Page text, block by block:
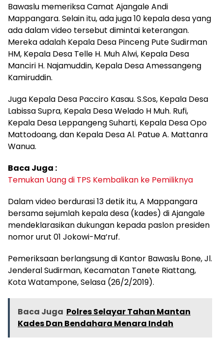
Bawaslu memeriksa Camat Ajangale Andi
Mappangara. Selain itu, ada juga 10 kepala desa yang
ada dalam video tersebut dimintai keterangan.
Mereka adalah Kepala Desa Pinceng Pute Sudirman
HM, Kepala Desa Telle H. Muh Alwi, Kepala Desa
Manciri H. Najamuddin, Kepala Desa Amessangeng
Kamiruddin.
Juga Kepala Desa Pacciro Kasau. S.Sos, Kepala Desa
Labissa Supra, Kepala Desa Welado H Muh. Rufi,
Kepala Desa Leppangeng Suharti, Kepala Desa Opo
Mattodoang, dan Kepala Desa Al. Patue A. Mattanra
Wanua.
Baca Juga :
Temukan Uang di TPS Kembalikan ke Pemiliknya
Dalam video berdurasi 13 detik itu, A Mappangara
bersama sejumlah kepala desa (kades) di Ajangale
mendeklarasikan dukungan kepada paslon presiden
nomor urut 01 Jokowi-Ma’ruf.
Pemeriksaan berlangsung di Kantor Bawaslu Bone, Jl.
Jenderal Sudirman, Kecamatan Tanete Riattang,
Kota Watampone, Selasa (26/2/2019).
Baca Juga Polres Selayar Tahan Mantan
Kades Dan Bendahara Menara Indah